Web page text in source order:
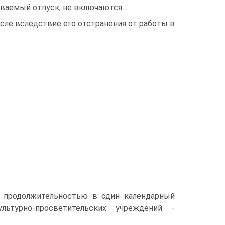
отпуск, не включаются:
вследствие его отстранения от работы в
в один календарный
просветительских учреждений -